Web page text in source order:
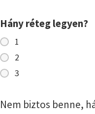
Hány réteg legyen?
1
2
3
Nem biztos benne,